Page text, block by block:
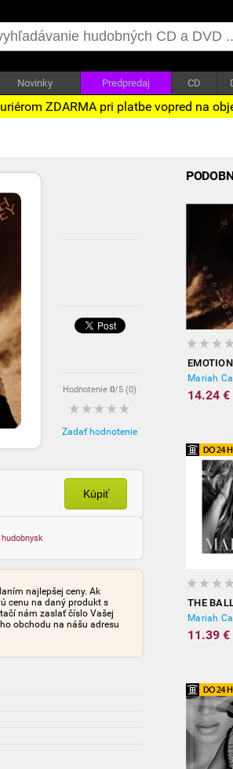
Novinky Predpredaj CD
ZDARMA pri platbe vopred na
Hodnotenie 0/5 (0)
Zadať hodnotenie
Kúpiť
hudobnysk
najlepšej ceny. Ak
cenu na daný produkt s
nám zaslať číslo Vašej
obchodu na nášu adresu
Mariah
14.24 €
THE
Mariah
11.39 €